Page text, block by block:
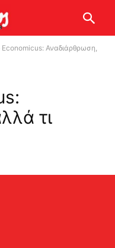
Economicus: Αναδιάρθρωση,
τι